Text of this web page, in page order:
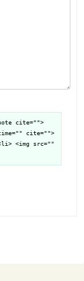
cite="">
cite="">
<img src=""